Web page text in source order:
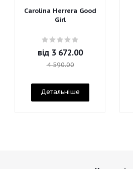
Carolina Herrera Good
Girl
від 3 672.00
4 590.00
Детальніше